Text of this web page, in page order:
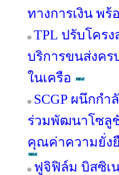
ทางการเงิน พ
TPL ปรับโคร
บริการขนส่งคร
ในเครือ
SCGP ผนึกกำ
ร่วมพัฒนาโซลู
คุณค่าความยั่ง
ฟูจิฟิล์ม บิสซิเ